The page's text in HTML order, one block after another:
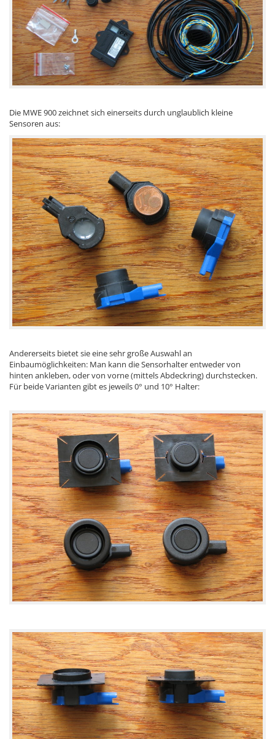
Die MWE 900 zeichnet sich einerseits durch unglaublich kleine
Sensoren aus:
Andererseits bietet sie eine sehr große Auswahl an
Einbaumöglichkeiten: Man kann die Sensorhalter entweder von
hinten ankleben, oder von vorne (mittels Abdeckring) durchstecken.
Für beide Varianten gibt es jeweils 0° und 10° Halter: